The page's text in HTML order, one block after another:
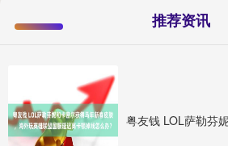
推荐资讯